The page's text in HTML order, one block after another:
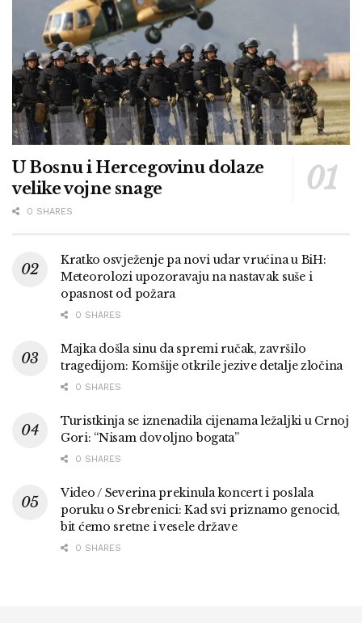
U Bosnu i Hercegovinu dolaze
velike vojne snage
0 SHARES
Kratko osvježenje pa novi udar vrućina u BiH:
Meteorolozi upozoravaju na nastavak suše i
opasnost od požara
0 SHARES
Majka došla sinu da spremi ručak, završilo
tragedijom: Komšije otkrile jezive detalje zločina
0 SHARES
Turistkinja se iznenadila cijenama ležaljki u Crnoj
Gori: “Nisam dovoljno bogata”
0 SHARES
Video / Severina prekinula koncert i poslala
poruku o Srebrenici: Kad svi priznamo genocid,
bit ćemo sretne i vesele države
0 SHARES